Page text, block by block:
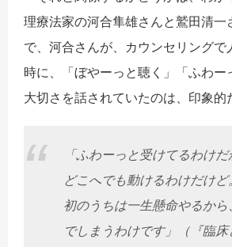
理療法家の河合隼雄さんと鷲田清一
で、河合さんが、カウンセリングで
時に、「ぼやーっと聴く」「ふわー
大切さを話されていたのは、印象的
「ふわーっと受けてるわけ
どこへでも動けるわけだけ
初のうちは一生懸命やるか
でしまうわけです」（『臨